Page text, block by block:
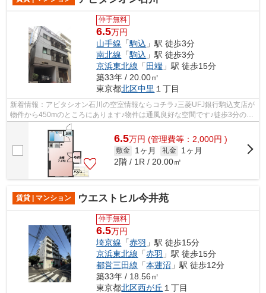
仲手無料
6.5万円
山手線 「駒込 」駅 徒歩3分
南北線 「駒込 」駅 徒歩3分
京浜東北線 「 田端 」駅 徒歩15分
築33年 / 20.00㎡
東京都北区中里 １丁目
新着情報：アビタシオン石川の空室情報ならコチラ♪三菱UFJ銀行駒込支店が
物件から450mのところにあります♪物件は通風良好な空間です♪徒歩3分の位
置に駅がある物件です♪うっとりする程...
6.5万円 (管理費等：2,000円 )
敷金 1ヶ月 礼金
1ヶ月
2階 / 1R / 20.00㎡
賃貸 | マンション ウエストヒル今井苑
仲手無料
6.5万円
埼京線 「赤羽 」駅 徒歩15分
京浜東北線 「赤羽 」駅 徒歩15分
都営三田線 「本蓮沼 」駅 徒歩12分
築33年 / 18.56㎡
東京都北区西が丘 １丁目